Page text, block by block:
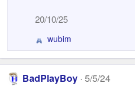
:
20/10/25
R
e
a
c
wubim
BadPlayBoy 5/5/24